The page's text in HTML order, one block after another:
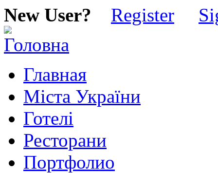
New User? Register
Главная
Міста України
Готелі
Ресторани
Портфолио